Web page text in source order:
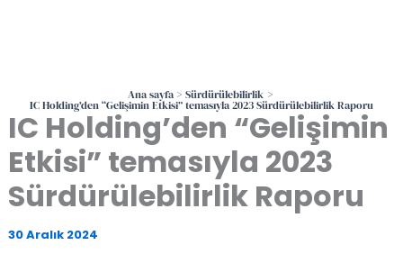
Ana sayfa Sürdürülebilirlik
IC Holding’den “Gelişimin Etkisi” temasıyla 2023 Sürdürülebilirlik Raporu
IC Holding’den “Gelişimin
Etkisi” temasıyla 2023
Sürdürülebilirlik Raporu
30 Aralık 2024